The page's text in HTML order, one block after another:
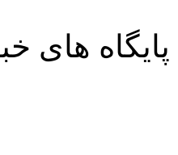
پایگاه های